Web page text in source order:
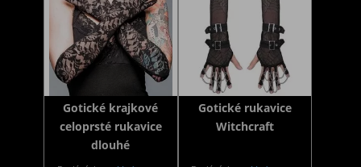
Gotické krajkové
celoprsté rukavice
dlouhé
Gotické rukavice
Witchcraft